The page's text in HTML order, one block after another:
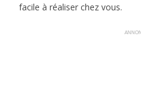
facile à réaliser chez vous.